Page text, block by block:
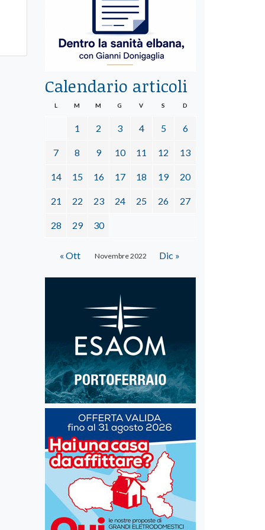
Calendario articoli
Novembre 2022
L M M G V S D
1 2 3 4 5 6
7 8 9 10 11 12 13
14 15 16 17 18 19 20
21 22 23 24 25 26 27
28 29 30
« Ott Dic »